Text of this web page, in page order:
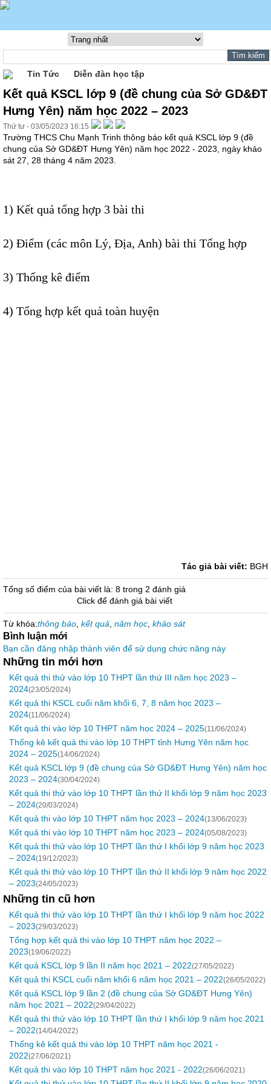
Tin Tức Diễn đàn học tập
Kết quả KSCL lớp 9 (đề chung của Sở GD&ĐT
Hưng Yên) năm học 2022 – 2023
Thứ tư - 03/05/2023 16:15
Trường THCS Chu Mạnh Trinh thông báo kết quả KSCL lớp 9 (đề
chung của Sở GD&ĐT Hưng Yên) năm học 2022 - 2023, ngày khảo
sát 27, 28 tháng 4 năm 2023.
1) Kết quả tổng hợp 3 bài thi
2) Điểm (các môn Lý, Địa, Anh) bài thi Tổng hợp
3) Thống kê điểm
4) Tổng hợp kết quả toàn huyện
Tác giả bài viết: BGH
Tổng số điểm của bài viết là: 8 trong 2 đánh giá
Click để đánh giá bài viết
Từ khóa:thông báo kết quả năm học khảo sát
Bình luận mới
Bạn cần đăng nhập thành viên để sử dụng chức năng này
Những tin mới hơn
Kết quả thi thử vào lớp 10 THPT lần thứ III năm học 2023 –
2024(23/05/2024)
Kết quả thi KSCL cuối năm khối 6, 7, 8 năm học 2023 –
2024(11/06/2024)
Kết quả thi vào lớp 10 THPT năm học 2024 – 2025(11/06/2024)
Thống kê kết quả thi vào lớp 10 THPT tỉnh Hưng Yên năm học
2024 – 2025(14/06/2024)
Kết quả KSCL lớp 9 (đề chung của Sở GD&ĐT Hưng Yên) năm học
2023 – 2024(30/04/2024)
Kết quả thi thử vào lớp 10 THPT lần thứ II khối lớp 9 năm học 2023
– 2024(20/03/2024)
Kết quả thi vào lớp 10 THPT năm học 2023 – 2024(13/06/2023)
Kết quả thi vào lớp 10 THPT năm học 2023 – 2024(05/08/2023)
Kết quả thi thử vào lớp 10 THPT lần thứ I khối lớp 9 năm học 2023
– 2024(19/12/2023)
Kết quả thi thử vào lớp 10 THPT lần thứ II khối lớp 9 năm học 2022
– 2023(24/05/2023)
Những tin cũ hơn
Kết quả thi thử vào lớp 10 THPT lần thứ I khối lớp 9 năm học 2022
– 2023(29/03/2023)
Tổng hợp kết quả thi vào lớp 10 THPT năm học 2022 –
2023(19/06/2022)
Kết quả KSCL lớp 9 lần II năm học 2021 – 2022(27/05/2022)
Kết quả thi KSCL cuối năm khối 6 năm học 2021 – 2022(26/05/2022)
Kết quả KSCL lớp 9 lần 2 (đề chung của Sở GD&ĐT Hưng Yên)
năm học 2021 – 2022(29/04/2022)
Kết quả thi thử vào lớp 10 THPT lần thứ I khối lớp 9 năm học 2021
– 2022(14/04/2022)
Thống kê kết quả thi vào lớp 10 THPT năm học 2021 -
2022(27/06/2021)
Kết quả thi vào lớp 10 THPT năm học 2021 - 2022(26/06/2021)